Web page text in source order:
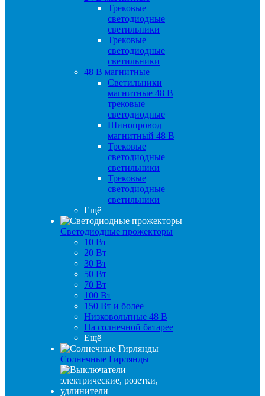
Трековые
светодиодные
светильники
Трековые
светодиодные
светильники
48 B магнитные
Светильники
магнитные 48 В
трековые
светодиодные
Шинопровод
магнитный 48 В
Трековые
светодиодные
светильники
Трековые
светодиодные
светильники
Ещё
Светодиодные прожекторы
10 Вт
20 Вт
30 Вт
50 Вт
70 Вт
100 Вт
150 Вт и более
Низковольтные 48 В
На солнечной батарее
Ещё
Солнечные Гирлянды